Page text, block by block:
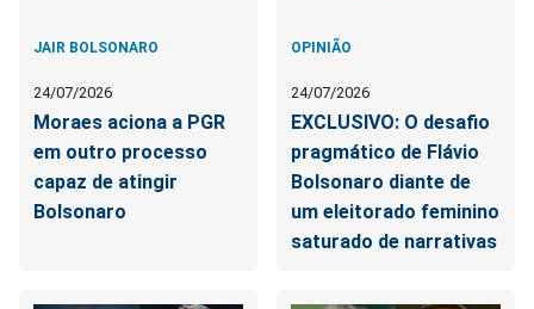
JAIR BOLSONARO
24/07/2026
Moraes aciona a PGR
em outro processo
capaz de atingir
Bolsonaro
OPINIÃO
24/07/2026
EXCLUSIVO: O desafio
pragmático de Flávio
Bolsonaro diante de
um eleitorado feminino
saturado de narrativas